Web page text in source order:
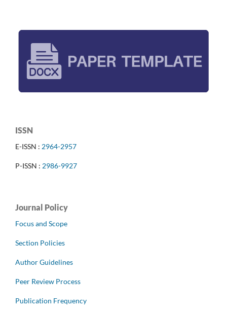
ISSN
E-ISSN : 2964-2957
P-ISSN : 2986-9927
Journal Policy
Focus and Scope
Section Policies
Author Guidelines
Peer Review Process
Publication Frequency